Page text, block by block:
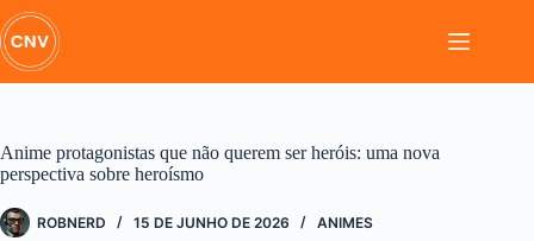
Pular
para
o
conteúdo
Anime protagonistas que não querem ser heróis: uma nova
perspectiva sobre heroísmo
ROBNERD 15 DE JUNHO DE 2026 ANIMES